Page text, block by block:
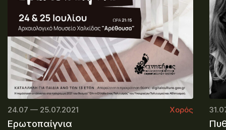
24.07 — 25.07.2021 Χορός
Ερωτοπαίγνια